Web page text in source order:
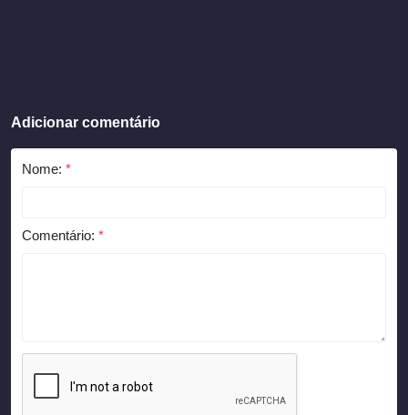
Adicionar comentário
Nome: *
Comentário: *